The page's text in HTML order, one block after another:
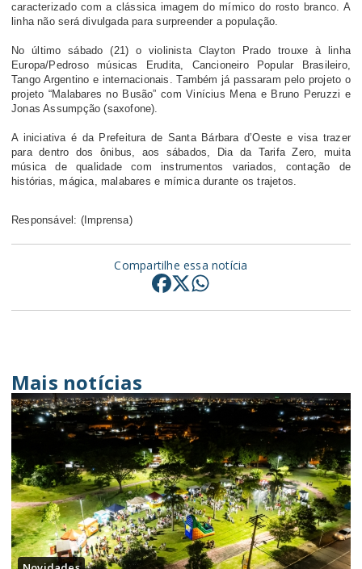
caracterizado com a clássica imagem do mímico do rosto branco. A
linha não será divulgada para surpreender a população.
No último sábado (21) o violinista Clayton Prado trouxe à linha
Europa/Pedroso músicas Erudita, Cancioneiro Popular Brasileiro,
Tango Argentino e internacionais. Também já passaram pelo projeto o
projeto “Malabares no Busão” com Vinícius Mena e Bruno Peruzzi e
Jonas Assumpção (saxofone).
A iniciativa é da Prefeitura de Santa Bárbara d’Oeste e visa trazer
para dentro dos ônibus, aos sábados, Dia da Tarifa Zero, muita
música de qualidade com instrumentos variados, contação de
histórias, mágica, malabares e mímica durante os trajetos.
Responsável: (Imprensa)
Compartilhe essa notícia
Mais notícias